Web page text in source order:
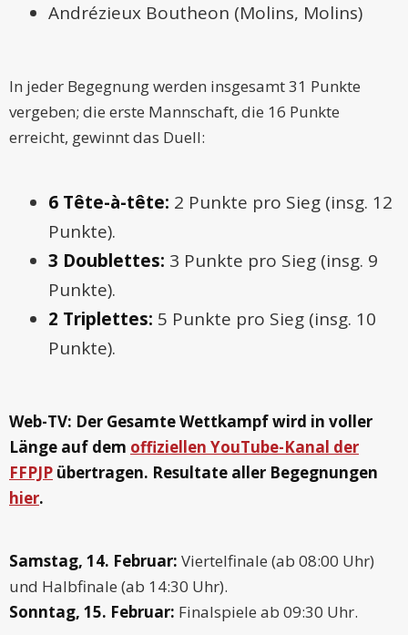
Andrézieux Boutheon (Molins, Molins)
In jeder Begegnung werden insgesamt 31 Punkte
vergeben; die erste Mannschaft, die 16 Punkte
erreicht, gewinnt das Duell:
6 Tête-à-tête: 2 Punkte pro Sieg (insg. 12
Punkte).
3 Doublettes: 3 Punkte pro Sieg (insg. 9
Punkte).
2 Triplettes: 5 Punkte pro Sieg (insg. 10
Punkte).
Web-TV: Der Gesamte Wettkampf wird in voller
Länge auf dem offiziellen YouTube-Kanal der
FFPJP übertragen. Resultate aller Begegnungen
hier.
Samstag, 14. Februar: Viertelfinale (ab 08:00 Uhr)
und Halbfinale (ab 14:30 Uhr).
Sonntag, 15. Februar: Finalspiele ab 09:30 Uhr.